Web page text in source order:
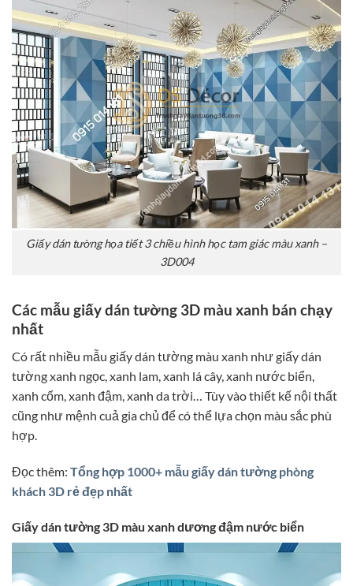
Giấy dán tường họa tiết 3 chiều hình học tam giác màu xanh –
3D004
Các mẫu giấy dán tường 3D màu xanh bán chạy
nhất
Có rất nhiều mẫu giấy dán tường màu xanh như giấy dán
tường xanh ngọc, xanh lam, xanh lá cây, xanh nước biển,
xanh cốm, xanh đậm, xanh da trời… Tùy vào thiết kế nội thất
cũng như mệnh cuả gia chủ để có thể lựa chọn màu sắc phù
hợp.
Đọc thêm: Tổng hợp 1000+ mẫu giấy dán tường phòng
khách 3D rẻ đẹp nhất
Giấy dán tường 3D màu xanh dương đậm nước biển